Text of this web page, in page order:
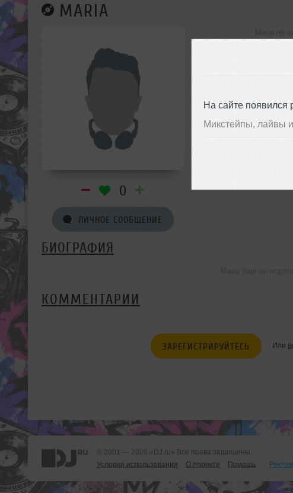
На сайте появился
Микстейпы, лайвы
MARIA
0
ЛИЧНОЕ СООБЩЕНИЕ
БИОГРАФИЯ
КОММЕНТАРИИ
ЗАРЕГИСТРИРУЙТЕСЬ Или
© 2001 — 2026 «DJ.ru» Все права защищены.
Условия использования
О проекте Помощь